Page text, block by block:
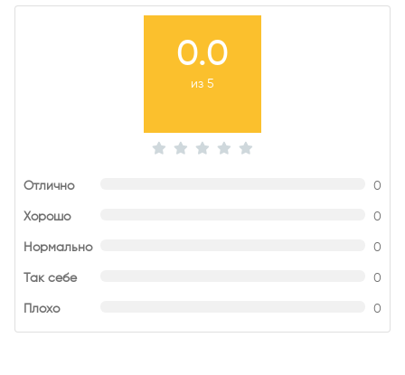
0.0
из 5
Отлично 0
Хорошо 0
Нормально 0
Так себе 0
Плохо 0